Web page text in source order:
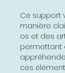
Ce support
manière
os et des
permettant
ces